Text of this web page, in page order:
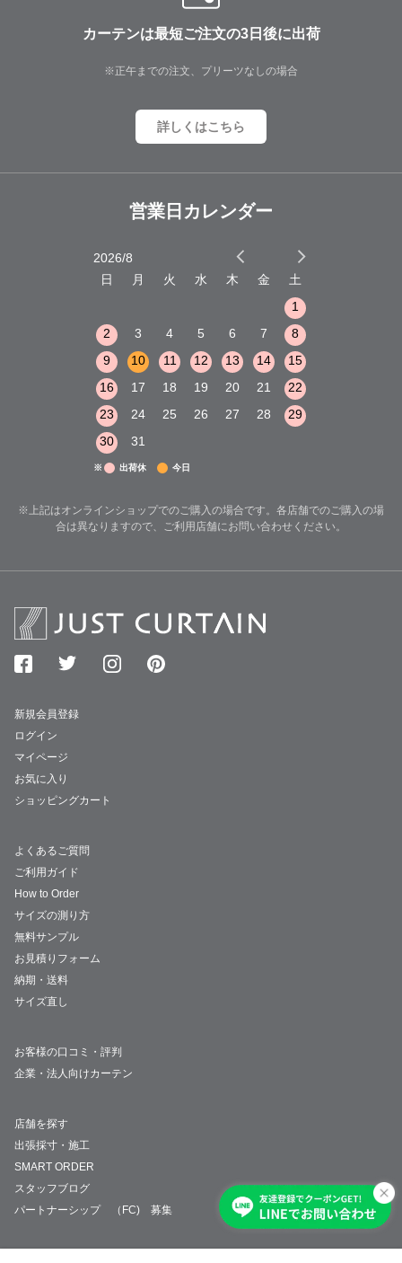
カーテンは最短ご注文の3日後に出荷
※正午までの注文、プリーツなしの場合
詳しくはこちら
営業日カレンダー
2026/8
日
月 火 水 木 金
土
1
2
3 4 5 6 7
8
9
10 11 12 13 14
15
16
17 18 19 20 21
22
23
24 25 26 27 28
29
30
31
※ 出荷休 今日
※上記はオンラインショップでのご購入の場合です。各店舗でのご購入の場
合は異なりますので、ご利用店舗にお問い合わせください。
新規会員登録
ログイン
マイページ
お気に入り
ショッピングカート
よくあるご質問
ご利用ガイド
How to Order
サイズの測り方
無料サンプル
お見積りフォーム
納期・送料
サイズ直し
お客様の口コミ・評判
企業・法人向けカーテン
店舗を探す
出張採寸・施工
SMART ORDER
スタッフブログ
パートナーシップ （FC) 募集